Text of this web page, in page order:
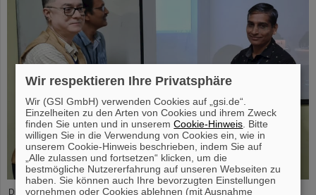
Die CBM-Kollaboration hat zwei Nachwuchsforschende mit dem „CBM Best
Wir respektieren Ihre Privatsphäre
Wir (GSI GmbH) verwenden Cookies auf „gsi.de“.
Einzelheiten zu den Arten von Cookies und ihrem Zweck
finden Sie unten und in unseremCookie-Hinweis . Bitte
willigen Sie in die Verwendung von Cookies ein, wie in
unserem Cookie-Hinweis beschrieben, indem Sie auf
„Alle zulassen und fortsetzen“ klicken, um die
bestmögliche Nutzererfahrung auf unseren Webseiten zu
haben. Sie können auch Ihre bevorzugten Einstellungen
vornehmen oder Cookies ablehnen (mit Ausnahme